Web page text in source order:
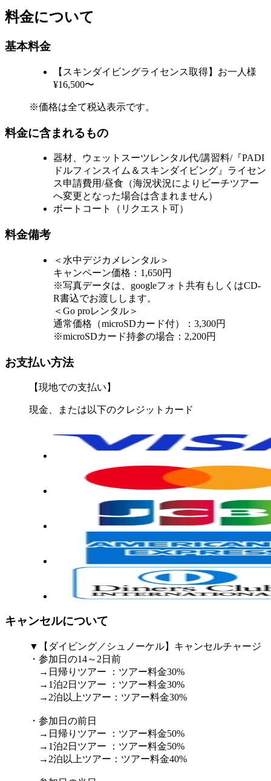
料金について
基本料金
【スキンダイビングライセンス取得】お一人様
¥16,500〜
※価格は全て税込表示です。
料金に含まれるもの
器材、ウェットスーツレンタル代/講習料/『PADI
ドルフィンスイム＆スキンダイビング』ライセン
ス申請費用/昼食（海況状況によりビーチツアー
へ変更となった場合は含まれません）
ボートコート（リクエスト可）
料金備考
＜水中デジカメレンタル＞
キャンペーン価格：1,650円
※写真データは、googleフォト共有もしくはCD-
R書込でお渡しします。
＜Go proレンタル＞
通常価格（microSDカード付）：3,300円
※microSDカード持参の場合：2,200円
お支払い方法
【現地での支払い】
現金、または以下のクレジットカード
キャンセルについて
▼【ダイビング／シュノーケル】キャンセルチャージ
・参加日の14～2日前
→日帰りツアー ：ツアー料金30%
→1泊2日ツアー ：ツアー料金30%
→2泊以上ツアー：ツアー料金30%
・参加日の前日
→日帰りツアー ：ツアー料金50%
→1泊2日ツアー ：ツアー料金50%
→2泊以上ツアー：ツアー料金40%